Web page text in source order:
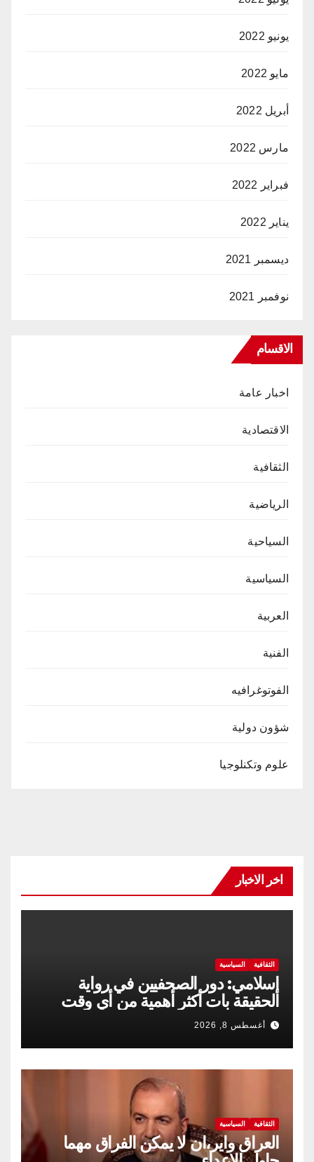
يونيو 2022
مايو 2022
أبريل 2022
مارس 2022
فبراير 2022
يناير 2022
ديسمبر 2021
نوفمبر 2021
الاقسام
اخبار عامة
الاقتصادية
الثقافية
الرياضية
السياحية
السياسية
العربية
الفنية
الفوتوغرافيه
شؤون دولية
علوم وتكنلوجيا
اخر الاخبار
الثقافية السياسية
إسلامي: دور الصحفيين في رواية
الحقيقة بات أكثر أهمية من أي وقت
مضى
أغسطس 8, 2026
الثقافية السياسية
العراق واير،ان لا يمكن الفراق مهما